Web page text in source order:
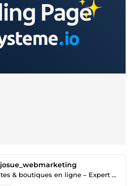
josue_webmarketing
Créateur de sites & boutiques en ligne – Expert Webmarketing & Publicité Facebook/Google